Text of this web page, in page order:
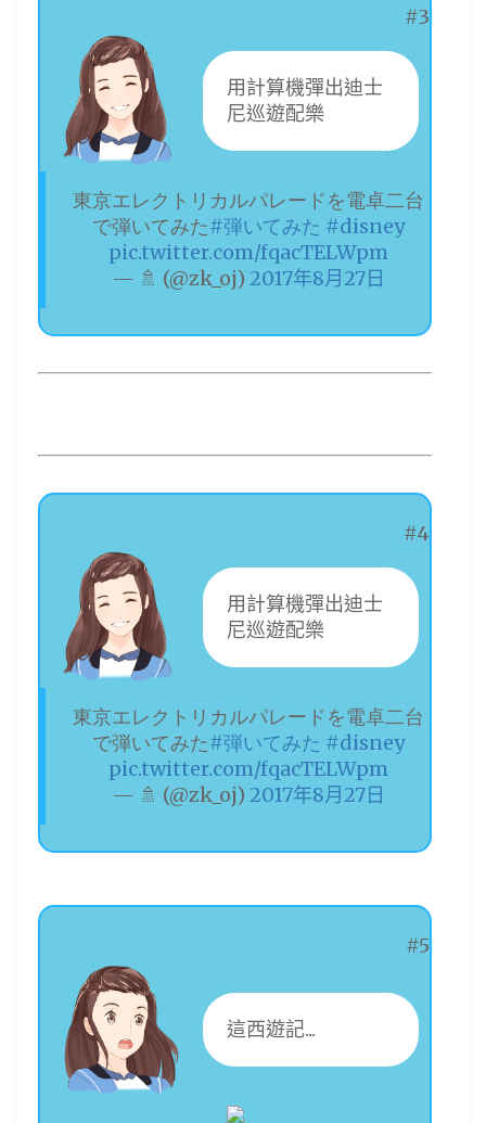
#3
用計算機彈出迪士
尼巡遊配樂
東京エレクトリカルパレードを電卓二台
で弾いてみた#弾いてみた #disney
pic.twitter.com/fqacTELWpm
— 🚿 (@zk_oj) 2017年8月27日
#4
用計算機彈出迪士
尼巡遊配樂
東京エレクトリカルパレードを電卓二台
で弾いてみた#弾いてみた #disney
pic.twitter.com/fqacTELWpm
— 🚿 (@zk_oj) 2017年8月27日
#5
這西遊記...